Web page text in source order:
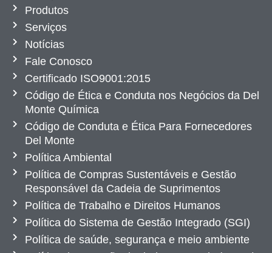
Produtos
Serviços
Notícias
Fale Conosco
Certificado ISO9001:2015
Código de Ética e Conduta nos Negócios da Del
Monte Química
Código de Conduta e Ética Para Fornecedores
Del Monte
Política Ambiental
Política de Compras Sustentáveis e Gestão
Responsável da Cadeia de Suprimentos
Política de Trabalho e Direitos Humanos
Política do Sistema de Gestão Integrado (SGI)
Política de saúde, segurança e meio ambiente